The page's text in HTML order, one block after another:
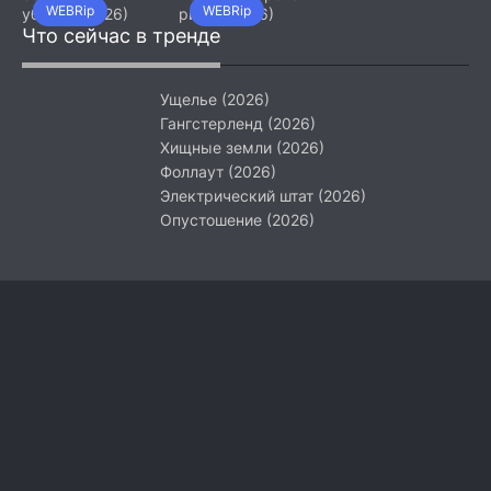
WEBRip
убийца (2026)
WEBRip
ринга (2026)
Что сейчас в тренде
Ущелье (2026)
Гангстерленд (2026)
Хищные земли (2026)
Фоллаут (2026)
Электрический штат (2026)
Опустошение (2026)